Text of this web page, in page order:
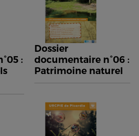
:
Dossier
documentaire n°06 :
Patrimoine naturel